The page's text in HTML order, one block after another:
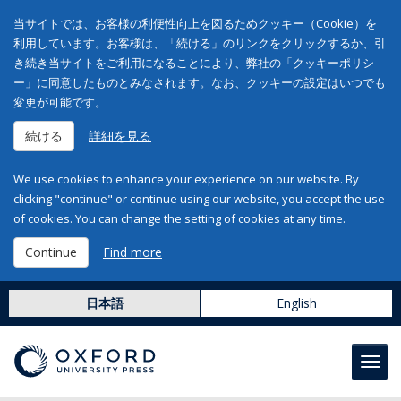
当サイトでは、お客様の利便性向上を図るためクッキー（Cookie）を
利用しています。お客様は、「続ける」のリンクをクリックするか、引
き続き当サイトをご利用になることにより、弊社の「クッキーポリシ
ー」に同意したものとみなされます。なお、クッキーの設定はいつでも
変更が可能です。
続ける 詳細を見る
We use cookies to enhance your experience on our website. By
clicking "continue" or continue using our website, you accept the use
of cookies. You can change the setting of cookies at any time.
Continue Find more
日本語 English